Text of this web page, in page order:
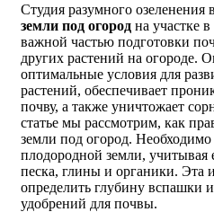
Студия разумного
земли под огород на участке
важной частью подготовки
других растений на огороде.
оптимальные условия для
растений, обеспечивает
почву, а также уничтожает
статье мы рассмотрим, как
земли под огород. Необходимо
плодородной земли, учитывая
песка, глины и органики. Эта
определить глубину вспашки
удобрений для почвы.